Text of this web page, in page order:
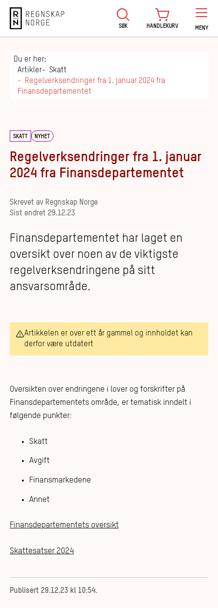
Regnskap Norge
SØK HANDLEKURV MENY
Du er her:
Artikler
Skatt
Regelverksendringer fra 1. januar 2024 fra
Finansdepartementet
SKATT NYHET
Regelverksendringer fra 1. januar
2024 fra Finansdepartementet
Skrevet av Regnskap Norge
Sist endret 29.12.23
Finansdepartementet har laget en
oversikt over noen av de viktigste
regelverksendringene på sitt
ansvarsområde.
Artikkelen er over ett år gammel og innholdet kan
derfor være utdatert
Oversikten over endringene i lover og forskrifter på
Finansdepartementets område, er tematisk inndelt i
følgende punkter:
Skatt
Avgift
Finansmarkedene
Annet
Finansdepartementets oversikt
Skattesatser 2024
Publisert 29.12.23 kl 10:54.